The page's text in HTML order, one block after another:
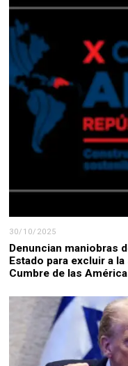
30/10/2025
Denuncian maniobras
Estado para excluir a
Cumbre de las